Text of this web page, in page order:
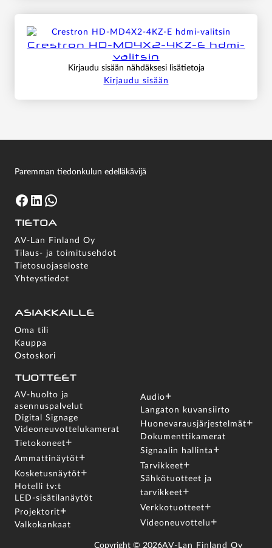
Crestron HD-MD4X2-4KZ-E hdmi-
valitsin
Kirjaudu sisään nähdäksesi lisätietoja
Kirjaudu sisään
Paremman tiedonkulun edelläkävijä
Facebook LinkedIn WhatsApp
TIETOA
AV-Lan Finland Oy
Tilaus- ja toimitusehdot
Tietosuojaseloste
Yhteystiedot
ASIAKKAILLE
Oma tili
Kauppa
Ostoskori
TUOTTEET
AV-huolto ja
asennuspalvelut
Digital Signage
Videoneuvottelukamerat
Tietokoneet+
Ammattinäytöt+
Kosketusnäytöt+
Hotelli tv:t
LED-sisätilanäytöt
Projektorit+
Valkokankaat
Audio+
Langaton kuvansiirto
Huonevarausjärjestelmät+
Dokumenttikamerat
Signaalin hallinta +
Tarvikkeet+
Sähkötuotteet ja
tarvikkeet+
Verkkotuotteet+
Videoneuvottelu +
Copyright © 2026AV-Lan Finland Oy